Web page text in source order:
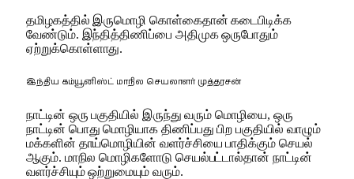
தமிழகத்தில் இருமொழி கொள்கைதான் கடைபிடிக்க
வேண்டும். இந்தித்திணிப்பை அதிமுக ஒருபோதும்
ஏற்றுக்கொள்ளாது.
இந்திய கம்யூனிஸ்ட் மாநில செயலாளர் முத்தரசன்
நாட்டின் ஒரு பகுதியில் இருந்து வரும் மொழியை, ஒரு
நாட்டின் பொது மொழியாக திணிப்பது பிற பகுதியில் வாழும்
மக்களின் தாய்மொழியின் வளர்ச்சியை பாதிக்கும் செயல்
ஆகும். மாநில மொழிகளோடு செயல்பட்டால்தான் நாட்டின்
வளர்ச்சியும் ஒற்றுமையும் வரும்.